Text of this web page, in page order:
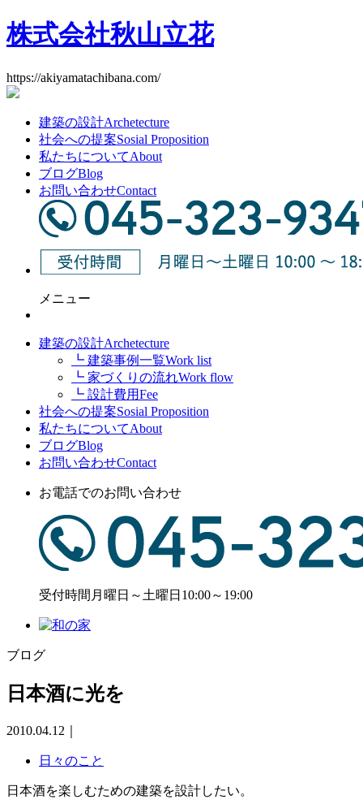
株式会社秋山立花
https://akiyamatachibana.com/
建築の設計Archetecture
社会への提案Sosial Proposition
私たちについてAbout
ブログBlog
お問い合わせContact
メニュー
建築の設計Archetecture
┗ 建築事例一覧Work list
┗ 家づくりの流れWork flow
┗ 設計費用Fee
社会への提案Sosial Proposition
私たちについてAbout
ブログBlog
お問い合わせContact
お電話でのお問い合わせ
受付時間 月曜日～土曜日10:00～19:00
ブログ
日本酒に光を
2010.04.12
日々のこと
日本酒を楽しむための建築を設計したい。